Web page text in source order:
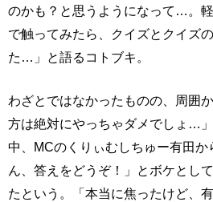
のかも？と思うようになって…。
で触ってみたら、クイズとクイズ
た…」と語るコトブキ。
わざとではなかったものの、周囲
方は絶対にやっちゃダメでしょ…
中、MCのくりぃむしちゅー有田か
ん、答えをどうぞ！」とボケとし
たという。「本当に焦ったけど、